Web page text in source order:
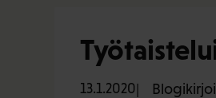
13.1.2020